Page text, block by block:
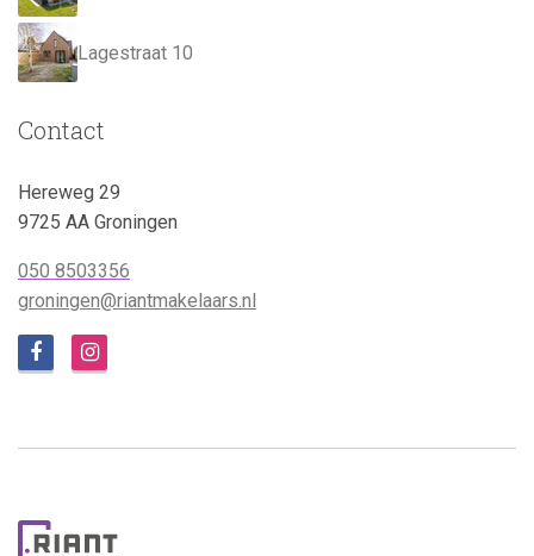
Lagestraat 10
Contact
Hereweg 29
9725 AA Groningen
050 8503356
groningen@riantmakelaars.nl